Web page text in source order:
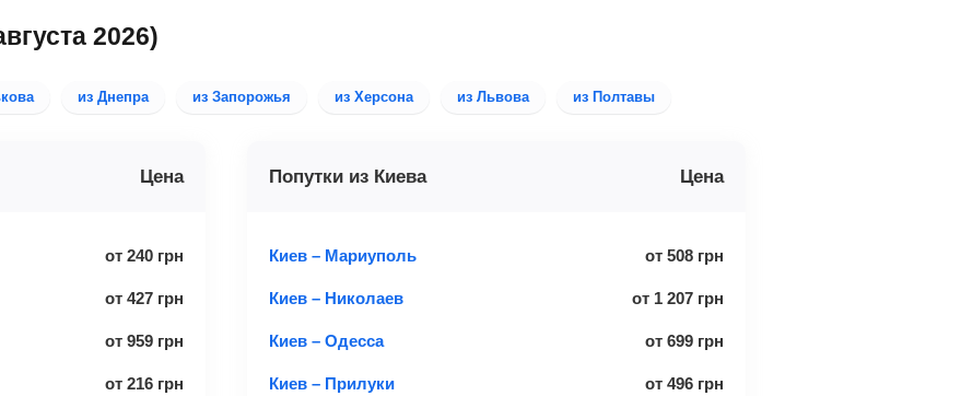
2026)
из Днепра из Запорожья из Херсона из Львова из Полтавы
Цена
от 240 грн
от 427 грн
от 959 грн
от 216 грн
Попутки из Киева Цена
Киев – Мариуполь от 508 грн
Киев – Николаев от 1 207 грн
Киев – Одесса от 699 грн
Киев – Прилуки от 496 грн